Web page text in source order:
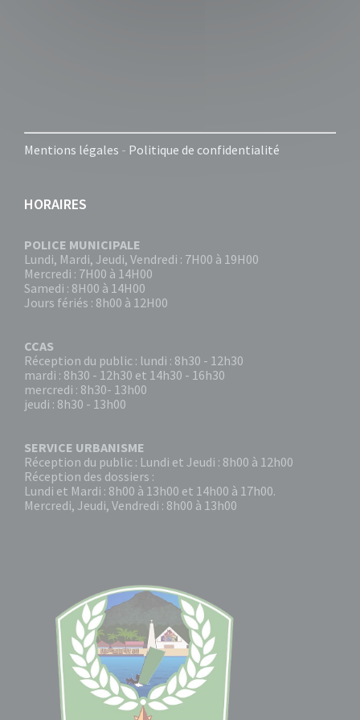
Mentions légales - Politique de confidentialité
HORAIRES
POLICE MUNICIPALE
Lundi, Mardi, Jeudi, Vendredi : 7H00 à 19H00
Mercredi : 7H00 à 14H00
Samedi : 8H00 à 14H00
Jours fériés : 8h00 à 12H00
CCAS
Réception du public : lundi : 8h30 - 12h30
mardi : 8h30 - 12h30 et 14h30 - 16h30
mercredi : 8h30- 13h00
jeudi : 8h30 - 13h00
SERVICE URBANISME
Réception du public : Lundi et Jeudi : 8h00 à 12h00
Réception des dossiers :
Lundi et Mardi : 8h00 à 13h00 et 14h00 à 17h00.
Mercredi, Jeudi, Vendredi : 8h00 à 13h00